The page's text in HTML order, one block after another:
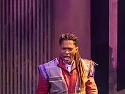
ECA Digital
Soluções de Pagamentos